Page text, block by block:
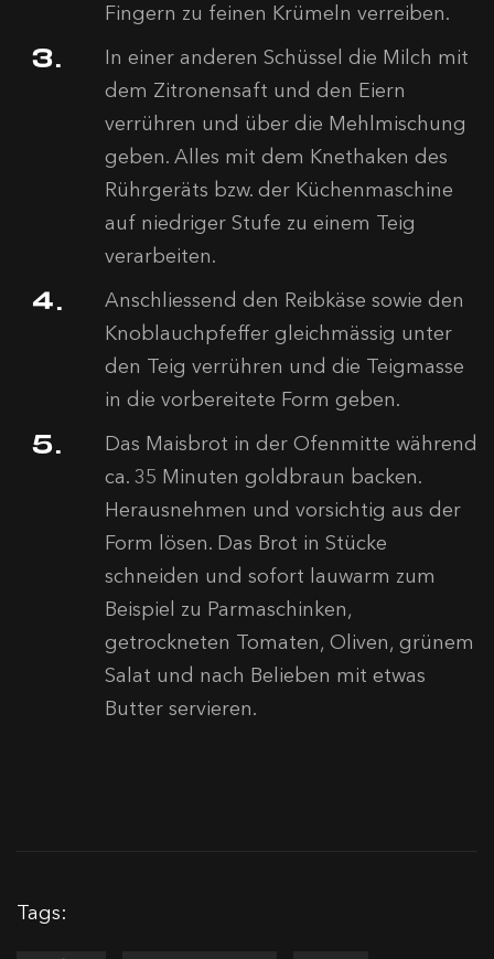
Fingern zu feinen Krümeln verreiben.
In einer anderen Schüssel die Milch mit
dem Zitronensaft und den Eiern
verrühren und über die Mehlmischung
geben. Alles mit dem Knethaken des
Rührgeräts bzw. der Küchenmaschine
auf niedriger Stufe zu einem Teig
verarbeiten.
Anschliessend den Reibkäse sowie den
Knoblauchpfeffer gleichmässig unter
den Teig verrühren und die Teigmasse
in die vorbereitete Form geben.
Das Maisbrot in der Ofenmitte während
ca. 35 Minuten goldbraun backen.
Herausnehmen und vorsichtig aus der
Form lösen. Das Brot in Stücke
schneiden und sofort lauwarm zum
Beispiel zu Parmaschinken,
getrockneten Tomaten, Oliven, grünem
Salat und nach Belieben mit etwas
Butter servieren.
Tags: